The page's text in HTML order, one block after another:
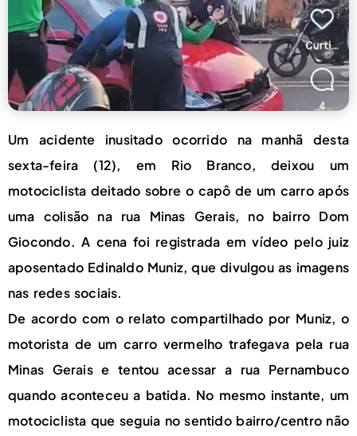
Um acidente inusitado ocorrido na manhã desta
sexta-feira (12), em Rio Branco, deixou um
motociclista deitado sobre o capô de um carro após
uma colisão na rua Minas Gerais, no bairro Dom
Giocondo. A cena foi registrada em vídeo pelo juiz
aposentado Edinaldo Muniz, que divulgou as imagens
nas redes sociais.
De acordo com o relato compartilhado por Muniz, o
motorista de um carro vermelho trafegava pela rua
Minas Gerais e tentou acessar a rua Pernambuco
quando aconteceu a batida. No mesmo instante, um
motociclista que seguia no sentido bairro/centro não